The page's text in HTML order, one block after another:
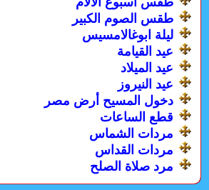
طقس الصوم الكبير
ليلة ابوغالامسيس
عيد القيامة
عيد الميلاد
عيد النيروز
دخول المسيح أرض مصر
قطع الساعات
مردات الشماس
مردات القداس
مرد صلاة الصلح